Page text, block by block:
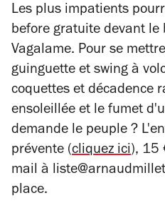
Les plus impatients
before gratuite devant le
Vagalame. Pour se
guinguette et swing à
coquettes et décadence
ensoleillée et le fumet
demande le peuple ?
prévente (cliquez ici), 15
mail à
place.